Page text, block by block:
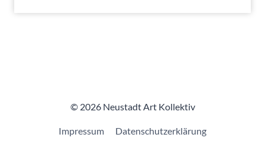
© 2026 Neustadt Art Kollektiv
Impressum Datenschutzerklärung